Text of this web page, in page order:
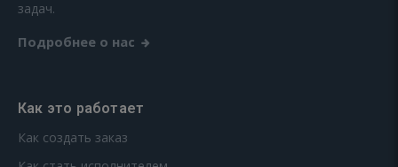
задач.
Подробнее о нас
Как это работает
Как создать заказ